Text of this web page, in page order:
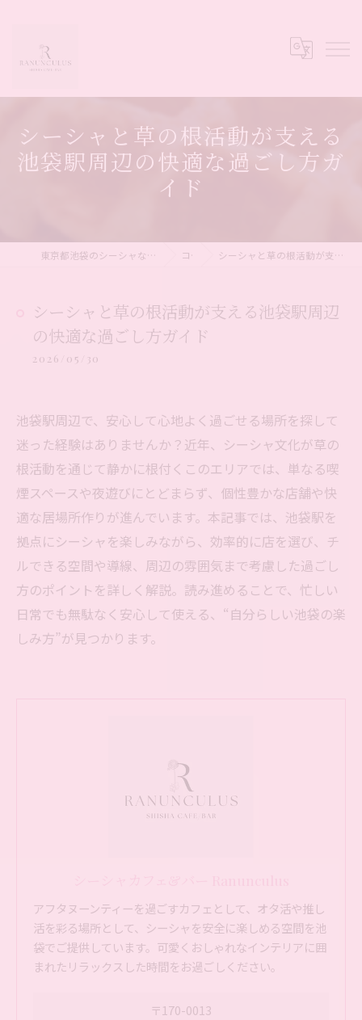
シーシャと草の根活動が支える
池袋駅周辺の快適な過ごし方ガ
イド
東京都池袋のシーシャならシーシャカフェ&バー Ranunculus コラム シーシャと草の根活動が支える池袋駅周辺の快適な過ごし方ガイド
シーシャと草の根活動が支える池袋駅周辺
の快適な過ごし方ガイド
2026/05/30
池袋駅周辺で、安心して心地よく過ごせる場所を探して
迷った経験はありませんか？近年、シーシャ文化が草の
根活動を通じて静かに根付くこのエリアでは、単なる喫
煙スペースや夜遊びにとどまらず、個性豊かな店舗や快
適な居場所作りが進んでいます。本記事では、池袋駅を
拠点にシーシャを楽しみながら、効率的に店を選び、チ
ルできる空間や導線、周辺の雰囲気まで考慮した過ごし
方のポイントを詳しく解説。読み進めることで、忙しい
日常でも無駄なく安心して使える、“自分らしい池袋の楽
しみ方”が見つかります。
アフタヌーンティーを過ごすカフェとして、オタ活や推し
活を彩る場所として、シーシャを安全に楽しめる空間を池
袋でご提供しています。可愛くおしゃれなインテリアに囲
まれたリラックスした時間をお過ごしください。
〒170-0013